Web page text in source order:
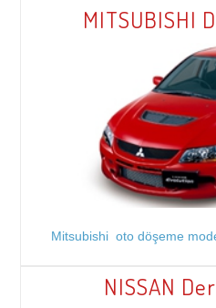
MITSUBISHI
Mitsubishi oto döşeme
NISSAN